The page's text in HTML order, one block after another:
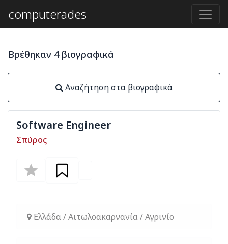
computerades
Βρέθηκαν 4 βιογραφικά
Αναζήτηση στα βιογραφικά
Software Engineer
Σπύρος
Ελλάδα / Αιτωλοακαρνανία / Αγρινίο